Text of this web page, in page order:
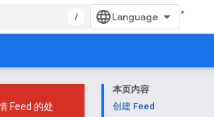
/
本页内容
创建 Feed
Feed 的处